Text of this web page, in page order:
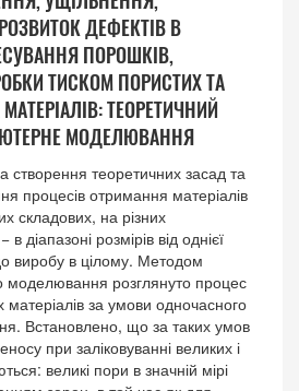
ДЕФЕКТІВ В
ПОРОШКІВ,
ТИСКОМ ПОРИСТИХ ТА
ТЕОРЕТИЧНИЙ
МОДЕЛЮВАННЯ
створення теоретичних засад та
процесів отримання матеріалів
складових, на різних
діапазоні розмірів від однієї
виробу в цілому. Методом
моделювання розглянуто процес
матеріалів за умови одночасного
Встановлено, що за таких умов
при заліковуванні великих і
великі пори в значній мірі